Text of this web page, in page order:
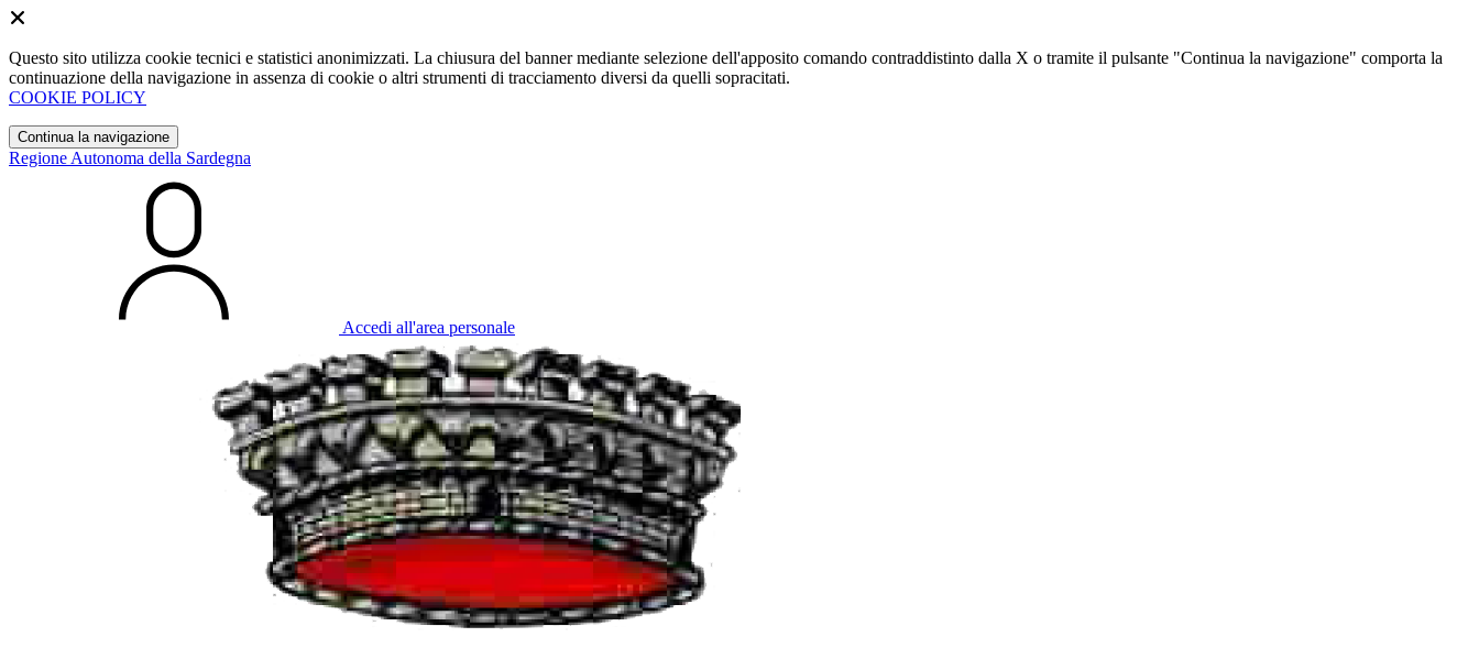
Questo sito utilizza cookie tecnici e statistici anonimizzati. La chiusura del banner mediante selezione dell'apposito comando contraddistinto dalla X o tramite il pulsante "Continua la navigazione" comporta la
continuazione della navigazione in assenza di cookie o altri strumenti di tracciamento diversi da quelli sopracitati.
COOKIE POLICY
Continua la navigazione
Regione Autonoma della Sardegna
Accedi all'area personale